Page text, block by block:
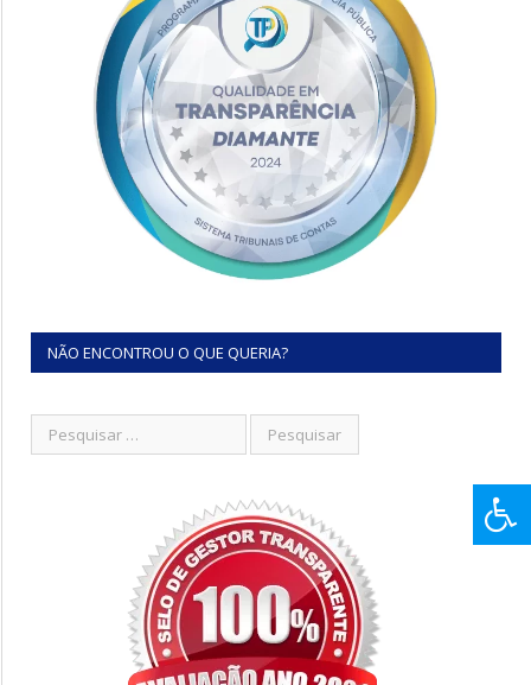
NÃO ENCONTROU O QUE QUERIA?